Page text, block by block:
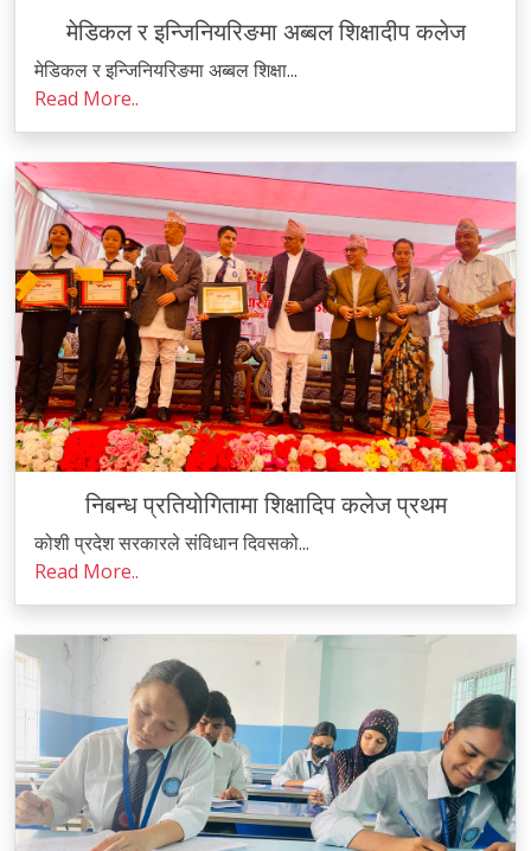
मेडिकल र इन्जिनियरिङमा अब्बल शिक्षादीप कलेज
मेडिकल र इन्जिनियरिङमा अब्बल शिक्षा...
Read More..
निबन्ध प्रतियोगितामा शिक्षादिप कलेज प्रथम
कोशी प्रदेश सरकारले संविधान दिवसको...
Read More..